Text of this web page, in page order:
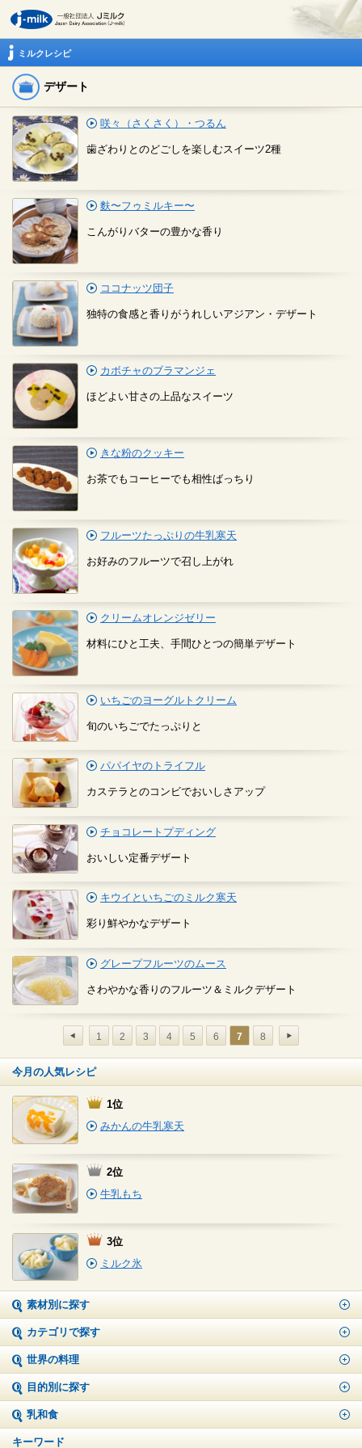
ミルクレシピ
デザート
咲々（さくさく）・つるん
歯ざわりとのどごしを楽しむスイーツ2種
麩〜フゥミルキー〜
こんがりバターの豊かな香り
ココナッツ団子
独特の食感と香りがうれしいアジアン・デザート
カボチャのブラマンジェ
ほどよい甘さの上品なスイーツ
きな粉のクッキー
お茶でもコーヒーでも相性ばっちり
フルーツたっぷりの牛乳寒天
お好みのフルーツで召し上がれ
クリームオレンジゼリー
材料にひと工夫、手間ひとつの簡単デザート
いちごのヨーグルトクリーム
旬のいちごでたっぷりと
パパイヤのトライフル
カステラとのコンビでおいしさアップ
チョコレートプディング
おいしい定番デザート
キウイといちごのミルク寒天
彩り鮮やかなデザート
グレープフルーツのムース
さわやかな香りのフルーツ＆ミルクデザート
1 2 3 4 5 6 7 8
今月の人気レシピ
1位
みかんの牛乳寒天
2位
牛乳もち
3位
ミルク氷
素材別に探す
カテゴリで探す
世界の料理
目的別に探す
乳和食
キーワード